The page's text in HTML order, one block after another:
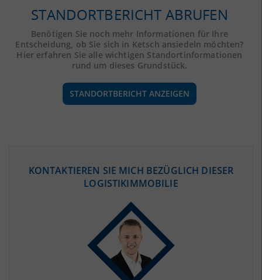
STANDORTBERICHT ABRUFEN
Benötigen Sie noch mehr Informationen für Ihre
Entscheidung, ob Sie sich in Ketsch ansiedeln möchten?
Hier erfahren Sie alle wichtigen Standortinformationen
rund um dieses Grundstück.
STANDORTBERICHT ANZEIGEN
(STAND: 12/2019)
(Landkreis / Kreisfreie Stadt)
KONTAKTIEREN SIE MICH BEZÜGLICH DIESER
LOGISTIKIMMOBILIE